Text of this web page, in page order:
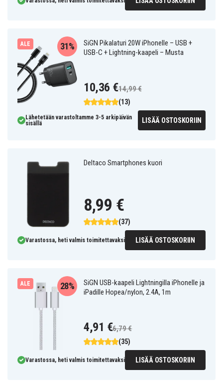
ALE
SiGN Pikalaturi 20W iPhonelle – USB +
USB-C + Lightning-kaapeli – Musta
(13)
31%
10,36 €14,99 €
Lähetetään varastoltamme 3-5 arkipäivän
sisällä
LISÄÄ OSTOSKORIIN
Deltaco Smartphones kuori
(37)
8,99 €
Varastossa, heti valmis toimitettavaksi LISÄÄ OSTOSKORIIN
ALE
SiGN USB-kaapeli Lightningilla iPhonelle ja
iPadille Hopea/nylon, 2.4A, 1m
(35)
28%
4,91 €6,79 €
Varastossa, heti valmis toimitettavaksi LISÄÄ OSTOSKORIIN